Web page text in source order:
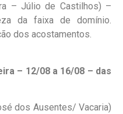
– Júlio de Castilhos) –
da faixa de domínio.
dos acostamentos.
– 12/08 a 16/08 – das
dos Ausentes/ Vacaria)